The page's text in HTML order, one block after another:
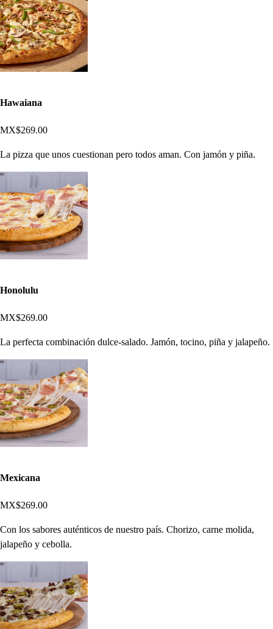
Hawaiana
MX$269.00
La pizza que unos cuestionan pero todos aman. Con jamón y piña.
Honolulu
MX$269.00
La perfecta combinación dulce-salado. Jamón, tocino, piña y jalapeño.
Mexicana
MX$269.00
Con los sabores auténticos de nuestro país. Chorizo, carne molida,
jalapeño y cebolla.